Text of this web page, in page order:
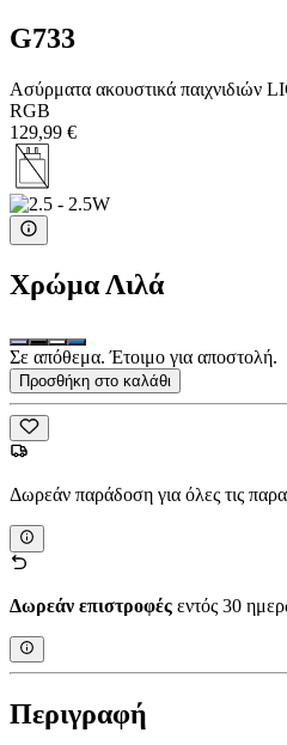
G733
Ασύρματα ακουστικά
RGB
129,99 €
Χρώμα Λιλά
Σε απόθεμα. Έτοιμο για αποστολή.
Προσθήκη στο καλάθι
Δωρεάν παράδοση για όλες τις
Δωρεάν επιστροφές εντός 30
Περιγραφή